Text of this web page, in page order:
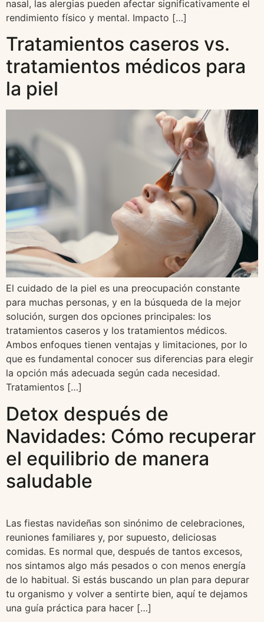
nasal, las alergias pueden afectar significativamente el
rendimiento físico y mental. Impacto […]
Tratamientos caseros vs.
tratamientos médicos para
la piel
El cuidado de la piel es una preocupación constante
para muchas personas, y en la búsqueda de la mejor
solución, surgen dos opciones principales: los
tratamientos caseros y los tratamientos médicos.
Ambos enfoques tienen ventajas y limitaciones, por lo
que es fundamental conocer sus diferencias para elegir
la opción más adecuada según cada necesidad.
Tratamientos […]
Detox después de
Navidades: Cómo recuperar
el equilibrio de manera
saludable
Las fiestas navideñas son sinónimo de celebraciones,
reuniones familiares y, por supuesto, deliciosas
comidas. Es normal que, después de tantos excesos,
nos sintamos algo más pesados o con menos energía
de lo habitual. Si estás buscando un plan para depurar
tu organismo y volver a sentirte bien, aquí te dejamos
una guía práctica para hacer […]